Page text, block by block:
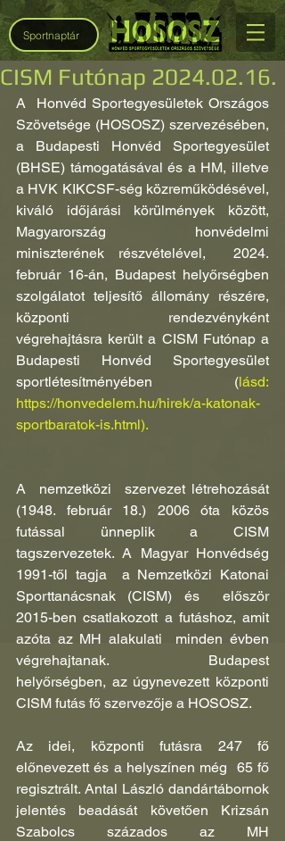
Sportnaptár
CISM Futónap 2024.02.16.
A  Honvéd Sportegyesületek Országos
Szövetsége (HOSOSZ) szervezésében,
a Budapesti Honvéd Sportegyesület
(BHSE) támogatásával és a HM, illetve
a HVK KIKCSF-ség közreműködésével,
kiváló időjárási körülmények között,
Magyarország honvédelmi
miniszterének részvételével,  2024.
február 16-án, Budapest helyőrségben
szolgálatot teljesítő állomány részére,
központi rendezvényként
végrehajtásra került a CISM Futónap a
Budapesti Honvéd Sportegyesület
sportlétesítményében (
https://honvedelem.hu/hirek/a-katonak-
sportbaratok-is.html).
A  nemzetközi  szervezet létrehozását
(1948. február 18.) 2006 óta közös
futással ünneplik a CISM
tagszervezetek. A Magyar Honvédség
1991-től tagja  a Nemzetközi Katonai
Sporttanácsnak (CISM) és  először
2015-ben csatlakozott a futáshoz, amit
azóta az MH alakulati  minden évben
végrehajtanak.  Budapest
helyőrségben, az úgynevezett központi
CISM futás fő szervezője a HOSOSZ.
Az idei, központi futásra 247 fő
előnevezett és a helyszínen még  65 fő
regisztrált. Antal László dandártábornok
jelentés beadását követően Krizsán
Szabolcs százados az MH